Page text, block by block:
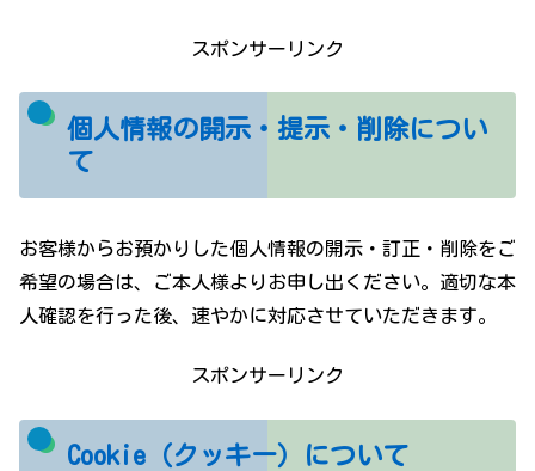
スポンサーリンク
個人情報の開示・提示・削除につい
て
お客様からお預かりした個人情報の開示・訂正・削除をご
希望の場合は、ご本人様よりお申し出ください。適切な本
人確認を行った後、速やかに対応させていただきます。
スポンサーリンク
Cookie（クッキー）について